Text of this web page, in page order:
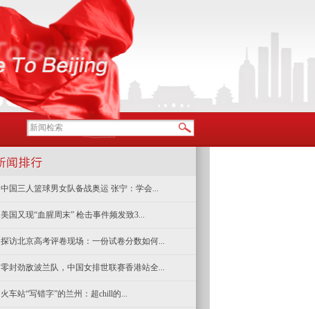
中国三人篮球男女队备战奥运 张宁：学会...
美国又现“血腥周末” 枪击事件频发致3...
探访北京高考评卷现场：一份试卷分数如何...
零封劲敌波兰队，中国女排世联赛香港站全...
火车站“写错字”的兰州：超chill的...